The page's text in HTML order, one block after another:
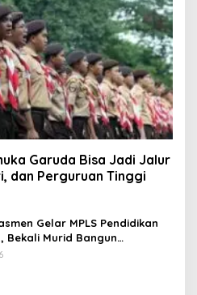
Garuda Bisa Jadi Jalur
dan Perguruan Tinggi
Gelar MPLS Pendidikan
Bekali Murid Bangun
Belajar